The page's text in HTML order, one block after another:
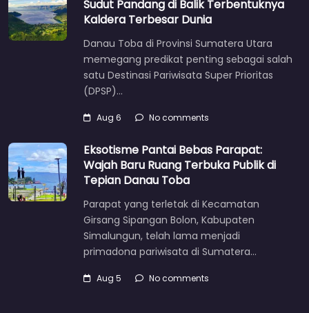
Sudut Pandang di Balik Terbentuknya
Kaldera Terbesar Dunia
Danau Toba di Provinsi Sumatera Utara
memegang predikat penting sebagai salah
satu Destinasi Pariwisata Super Prioritas
(DPSP)…
Aug 6 No comments
Eksotisme Pantai Bebas Parapat:
Wajah Baru Ruang Terbuka Publik di
Tepian Danau Toba
Parapat yang terletak di Kecamatan
Girsang Sipangan Bolon, Kabupaten
Simalungun, telah lama menjadi
primadona pariwisata di Sumatera…
Aug 5 No comments